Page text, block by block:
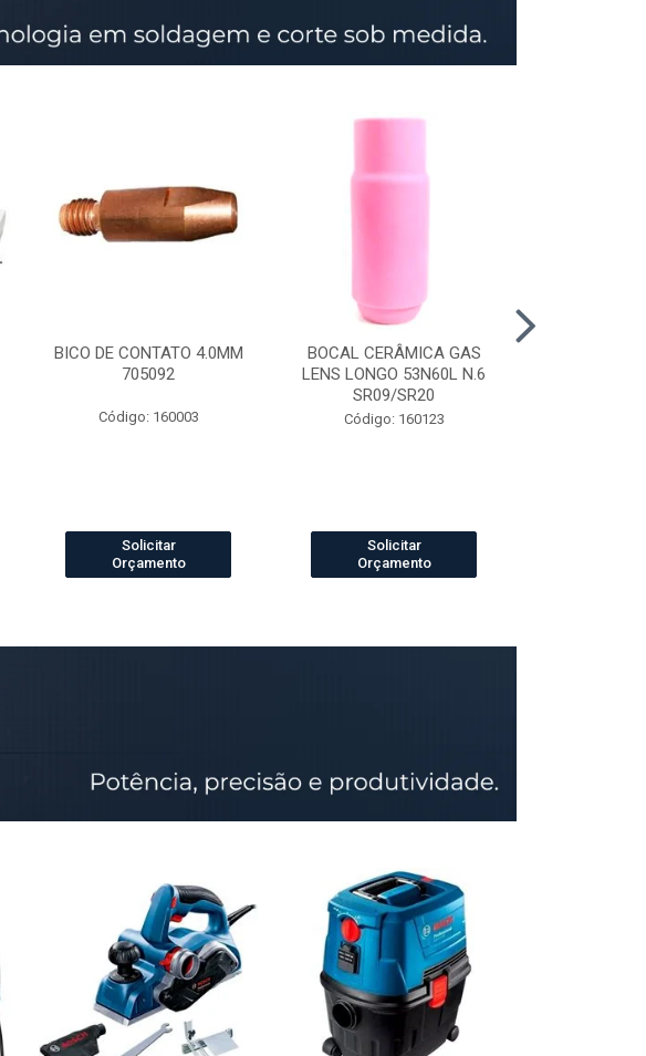
BICO DE CONTATO 4.0MM
705092
Código: 160003
Solicitar
Orçamento
BOCAL CERÂMICA GAS
LENS LONGO 53N60L N.6
SR09/SR20
Código: 160123
Solicitar
Orçamento